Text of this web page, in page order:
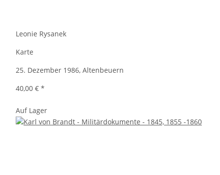
Leonie Rysanek
Karte
25. Dezember 1986, Altenbeuern
40,00 € *
Auf Lager